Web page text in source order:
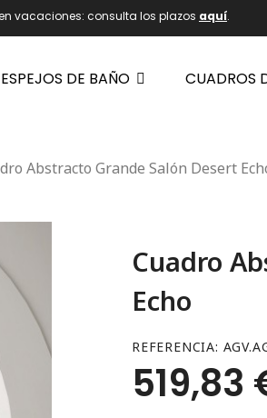
vacaciones: consulta los plazos aquí.
ESPEJOS DE BAÑO CUADROS
Abstracto Grande Salón Desert
Cuadro
Echo
REFERENCIA
519,83